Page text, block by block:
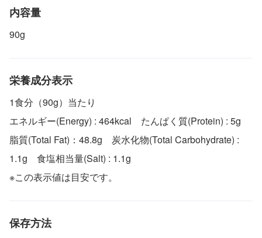
内容量
90g
栄養成分表示
1食分（90g）当たり
エネルギー(Energy) : 464kcal たんぱく質(Protein) : 5g
脂質(Total Fat)：48.8g 炭水化物(Total Carbohydrate) :
1.1g 食塩相当量(Salt) : 1.1g
※この表示値は目安です。
保存方法